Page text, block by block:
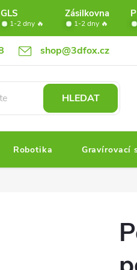
GLS Zásilkovna
1-2 dny 🔥 1-2 dny 🔥
shop@3dfox.cz
FOX Partneři Obchodní
HLEDAT
Robotika Gravírovací